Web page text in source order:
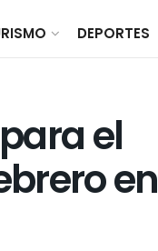
DEPORTES
el
en